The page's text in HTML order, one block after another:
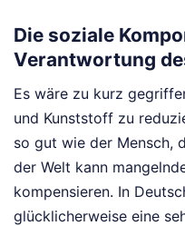
Die soziale
Verantwortung
Es wäre zu kurz
und Kunststoff zu
so gut wie der Mensch,
der Welt kann
kompensieren. In
glücklicherweise eine